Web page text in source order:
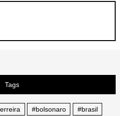
Tags
#bolsonaro
#brasil